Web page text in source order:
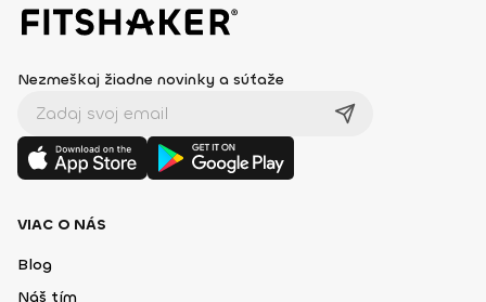
Nezmeškaj žiadne novinky a súťaže
VIAC O NÁS
Blog
Náš tím